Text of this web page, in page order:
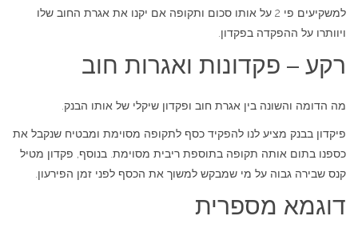
למשקיעים פי 2 על אותו סכום ותקופה אם יקנו את אגרת החוב שלו
ויוותרו על ההפקדה בפקדון.
רקע – פקדונות ואגרות חוב
מה הדומה והשונה בין אגרת חוב ופקדון שיקלי של אותו הבנק.
פיקדון בבנק מציע לנו להפקיד כסף לתקופה מסוימת ומבטיח שנקבל את
כספנו בתום אותה תקופה בתוספת ריבית מסוימת. בנוסף, פקדון מטיל
קנס שבירה גבוה על מי שמבקש למשוך את הכסף לפני זמן הפירעון.
דוגמא מספרית